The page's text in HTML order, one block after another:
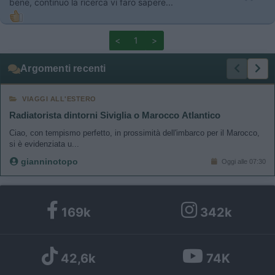
bene, continuo la ricerca vi faro sapere...
< 1 >
Argomenti recenti
VIAGGI ALL'ESTERO
Radiatorista dintorni Siviglia o Marocco Atlantico
Ciao, con tempismo perfetto, in prossimità dell'imbarco per il Marocco,
si è evidenziata u...
gianninotopo Oggi alle 07:30
169k 342k
42,6k 74K